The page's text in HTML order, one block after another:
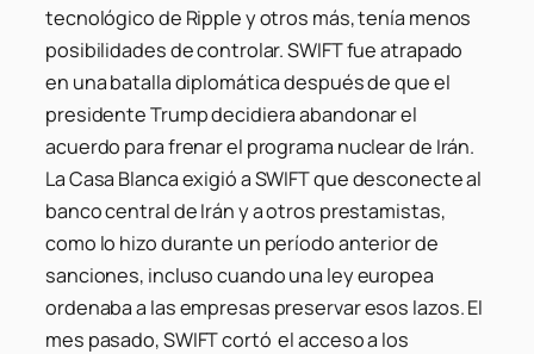
tecnológico de Ripple y otros más, tenía menos
posibilidades de controlar. SWIFT fue atrapado
en una batalla diplomática después de que el
presidente Trump decidiera abandonar el
acuerdo para frenar el programa nuclear de Irán.
La Casa Blanca exigió a SWIFT que desconecte al
banco central de Irán y a otros prestamistas,
como lo hizo durante un período anterior de
sanciones, incluso cuando una ley europea
ordenaba a las empresas preservar esos lazos. El
mes pasado, SWIFT cortó el acceso a los